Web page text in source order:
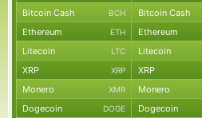
Bitcoin Cash BCH Bitcoin Cash
Ethereum ETH Ethereum
Litecoin LTC Litecoin
XRP XRP XRP
Monero XMR Monero
Dogecoin DOGE Dogecoin